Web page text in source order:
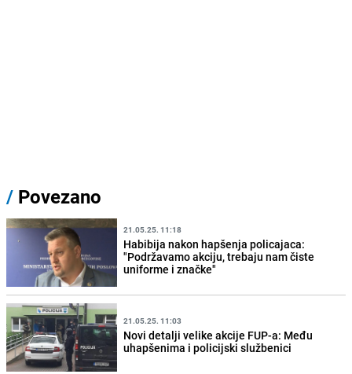
/ Povezano
21.05.25. 11:18
Habibija nakon hapšenja policajaca:
"Podržavamo akciju, trebaju nam čiste
uniforme i značke"
21.05.25. 11:03
Novi detalji velike akcije FUP-a: Među
uhapšenima i policijski službenici